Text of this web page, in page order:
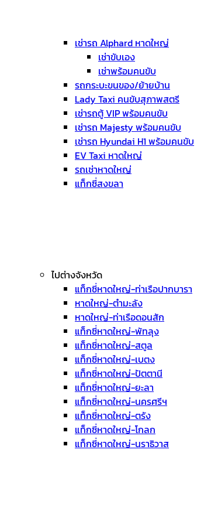
เช่ารถ Alphard หาดใหญ่
เช่าขับเอง
เช่าพร้อมคนขับ
รถกระบะขนของ/ย้ายบ้าน
Lady Taxi คนขับสุภาพสตรี
เช่ารถตู้ VIP พร้อมคนขับ
เช่ารถ Majesty พร้อมคนขับ
เช่ารถ Hyundai H1 พร้อมคนขับ
EV Taxi หาดใหญ่
รถเช่าหาดใหญ่
แท็กซี่สงขลา
ไปต่างจังหวัด
แท็กซี่หาดใหญ่-ท่าเรือปากบารา
หาดใหญ่-ตำมะลัง
หาดใหญ่-ท่าเรือดอนสัก
แท็กซี่หาดใหญ่-พัทลุง
แท็กซี่หาดใหญ่-สตูล
แท็กซี่หาดใหญ่-เบตง
แท็กซี่หาดใหญ่-ปัตตานี
แท็กซี่หาดใหญ่-ยะลา
แท็กซี่หาดใหญ่-นครศรีฯ
แท็กซี่หาดใหญ่-ตรัง
แท็กซี่หาดใหญ่-โกลก
แท็กซี่หาดใหญ่-นราธิวาส